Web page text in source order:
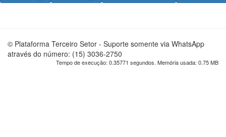
© Plataforma Terceiro Setor - Suporte somente via WhatsApp
através do número: (15) 3036-2750
Tempo de execução: 0.35771 segundos. Memória usada: 0.75 MB